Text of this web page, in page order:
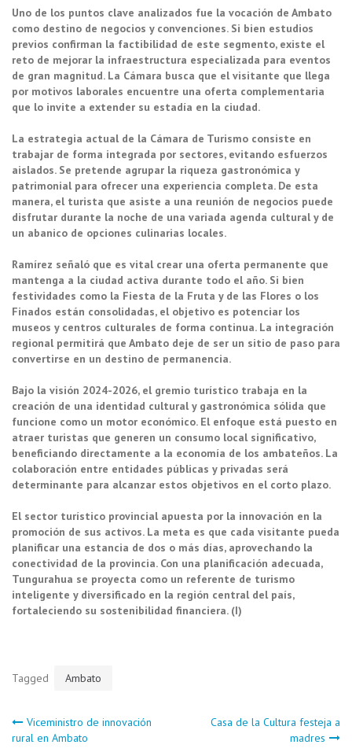
Uno de los puntos clave analizados fue la vocación de Ambato
como destino de negocios y convenciones. Si bien estudios
previos confirman la factibilidad de este segmento, existe el
reto de mejorar la infraestructura especializada para eventos
de gran magnitud. La Cámara busca que el visitante que llega
por motivos laborales encuentre una oferta complementaria
que lo invite a extender su estadía en la ciudad.
La estrategia actual de la Cámara de Turismo consiste en
trabajar de forma integrada por sectores, evitando esfuerzos
aislados. Se pretende agrupar la riqueza gastronómica y
patrimonial para ofrecer una experiencia completa. De esta
manera, el turista que asiste a una reunión de negocios puede
disfrutar durante la noche de una variada agenda cultural y de
un abanico de opciones culinarias locales.
Ramírez señaló que es vital crear una oferta permanente que
mantenga a la ciudad activa durante todo el año. Si bien
festividades como la Fiesta de la Fruta y de las Flores o los
Finados están consolidadas, el objetivo es potenciar los
museos y centros culturales de forma continua. La integración
regional permitirá que Ambato deje de ser un sitio de paso para
convertirse en un destino de permanencia.
Bajo la visión 2024-2026, el gremio turístico trabaja en la
creación de una identidad cultural y gastronómica sólida que
funcione como un motor económico. El enfoque está puesto en
atraer turistas que generen un consumo local significativo,
beneficiando directamente a la economía de los ambateños. La
colaboración entre entidades públicas y privadas será
determinante para alcanzar estos objetivos en el corto plazo.
El sector turístico provincial apuesta por la innovación en la
promoción de sus activos. La meta es que cada visitante pueda
planificar una estancia de dos o más días, aprovechando la
conectividad de la provincia. Con una planificación adecuada,
Tungurahua se proyecta como un referente de turismo
inteligente y diversificado en la región central del país,
fortaleciendo su sostenibilidad financiera. (I)
Tagged Ambato
Navegación
Viceministro de innovación
rural en Ambato
Casa de la Cultura festeja a
madres